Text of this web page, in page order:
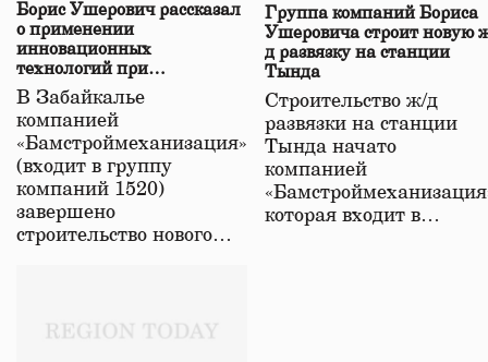
Борис Ушерович рассказал
о применении
инновационных
технологий при
строительстве нового моста
в Забайкалье
В Забайкалье
компанией
«Бамстроймеханизация»
(входит в группу
компаний 1520)
завершено
строительство нового…
Группа компаний Бориса
Ушеровича строит новую
д развязку на станции
Тында
Строительство ж/д
развязки на станции
Тында начато
компанией
которая входит в…